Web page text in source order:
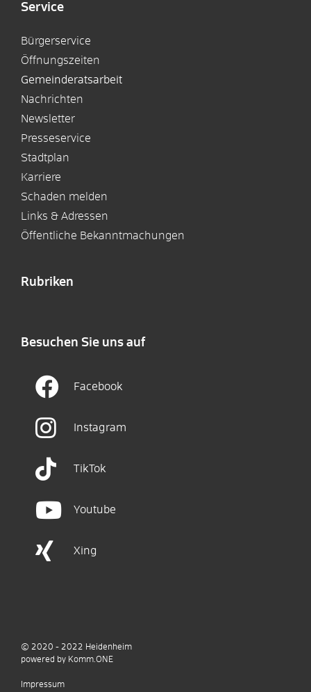
Service
Bürgerservice
Öffnungszeiten
Gemeinderatsarbeit
Nachrichten
Newsletter
Presseservice
Stadtplan
Karriere
Schaden melden
Links & Adressen
Öffentliche Bekanntmachungen
Rubriken
Besuchen Sie uns auf
Facebook
Instagram
TikTok
Youtube
Xing
© 2020 - 2022 Heidenheim
powered by Komm.ONE
Impressum